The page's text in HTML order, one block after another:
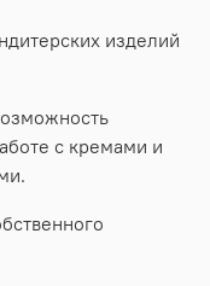
изделий
с кремами и